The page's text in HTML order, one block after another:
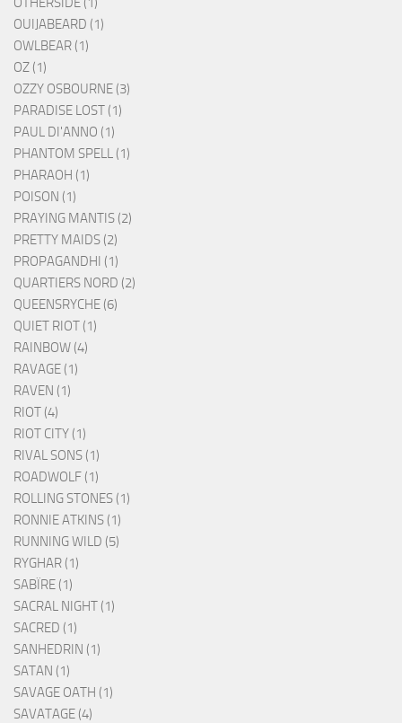
OUIJABEARD (1)
OWLBEAR (1)
OZ (1)
OZZY OSBOURNE (3)
PARADISE LOST (1)
PAUL DI'ANNO (1)
PHANTOM SPELL (1)
PHARAOH (1)
POISON (1)
PRAYING MANTIS (2)
PRETTY MAIDS (2)
PROPAGANDHI (1)
QUARTIERS NORD (2)
QUEENSRYCHE (6)
QUIET RIOT (1)
RAINBOW (4)
RAVAGE (1)
RAVEN (1)
RIOT (4)
RIOT CITY (1)
RIVAL SONS (1)
ROADWOLF (1)
ROLLING STONES (1)
RONNIE ATKINS (1)
RUNNING WILD (5)
RYGHAR (1)
SABÏRE (1)
SACRAL NIGHT (1)
SACRED (1)
SANHEDRIN (1)
SATAN (1)
SAVAGE OATH (1)
SAVATAGE (4)